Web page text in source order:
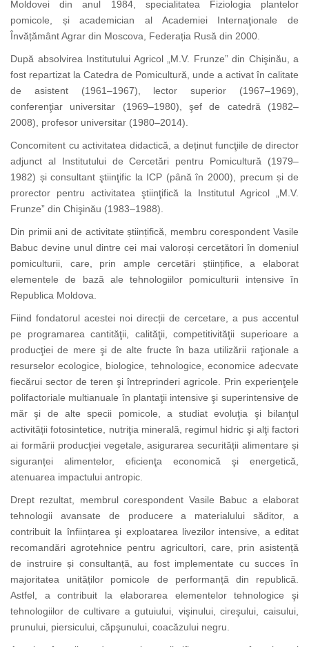
Moldovei din anul 1984, specialitatea Fiziologia plantelor
pomicole, și academician al Academiei Internaţionale de
Învățământ Agrar din Moscova, Federația Rusă din 2000.
După absolvirea Institutului Agricol „M.V. Frunze” din Chişinău, a
fost repartizat la Catedra de Pomicultură, unde a activat în calitate
de asistent (1961–1967), lector superior (1967–1969),
conferenţiar universitar (1969–1980), şef de catedră (1982–
2008), profesor universitar (1980–2014).
Concomitent cu activitatea didactică, a deținut funcţiile de director
adjunct al Institutului de Cercetări pentru Pomicultură (1979–
1982) și consultant ştiinţific la ICP (până în 2000), precum și de
prorector pentru activitatea ştiinţifică la Institutul Agricol „M.V.
Frunze” din Chişinău (1983–1988).
Din primii ani de activitate științifică, membru corespondent Vasile
Babuc devine unul dintre cei mai valoroși cercetători în domeniul
pomiculturii, care, prin ample cercetări științifice, a elaborat
elementele de bază ale tehnologiilor pomiculturii intensive în
Republica Moldova.
Fiind fondatorul acestei noi direcții de cercetare, a pus accentul
pe programarea cantităţii, calităţii, competitivităţii superioare a
producţiei de mere şi de alte fructe în baza utilizării raţionale a
resurselor ecologice, biologice, tehnologice, economice adecvate
fiecărui sector de teren şi întreprinderi agricole. Prin experienţele
polifactoriale multianuale în plantaţii intensive şi superintensive de
măr şi de alte specii pomicole, a studiat evoluţia şi bilanţul
activității fotosintetice, nutriţia minerală, regimul hidric şi alţi factori
ai formării producţiei vegetale, asigurarea securității alimentare și
siguranței alimentelor, eficienţa economică şi energetică,
atenuarea impactului antropic.
Drept rezultat, membrul corespondent Vasile Babuc a elaborat
tehnologii avansate de producere a materialului săditor, a
contribuit la înființarea şi exploatarea livezilor intensive, a editat
recomandări agrotehnice pentru agricultori, care, prin asistență
de instruire și consultanță, au fost implementate cu succes în
majoritatea unităților pomicole de performanță din republică.
Astfel, a contribuit la elaborarea elementelor tehnologice şi
tehnologiilor de cultivare a gutuiului, vişinului, cireşului, caisului,
prunului, piersicului, căpşunului, coacăzului negru.